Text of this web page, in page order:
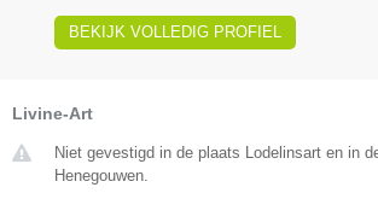
BEKIJK VOLLEDIG PROFIEL
Livine-Art
Niet gevestigd in de plaats Lodelinsart en in
Henegouwen.